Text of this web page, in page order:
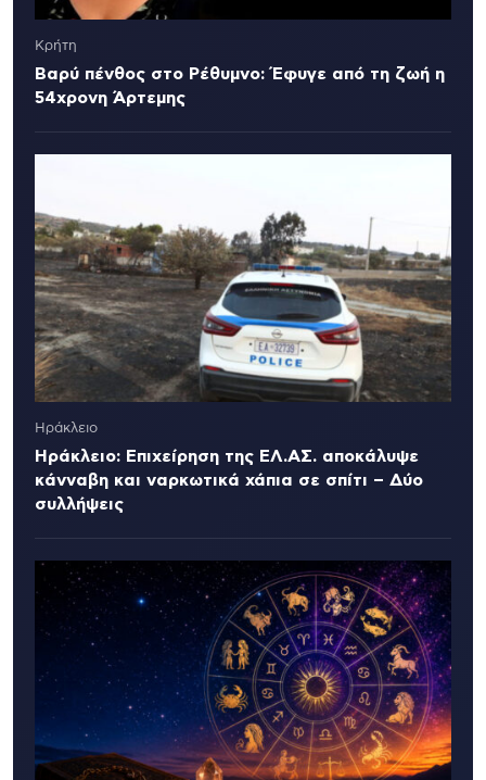
Κρήτη
Βαρύ πένθος στο Ρέθυμνο: Έφυγε από τη ζωή η
54χρονη Άρτεμης
Ηράκλειο
Ηράκλειο: Επιχείρηση της ΕΛ.ΑΣ. αποκάλυψε
κάνναβη και ναρκωτικά χάπια σε σπίτι – Δύο
συλλήψεις